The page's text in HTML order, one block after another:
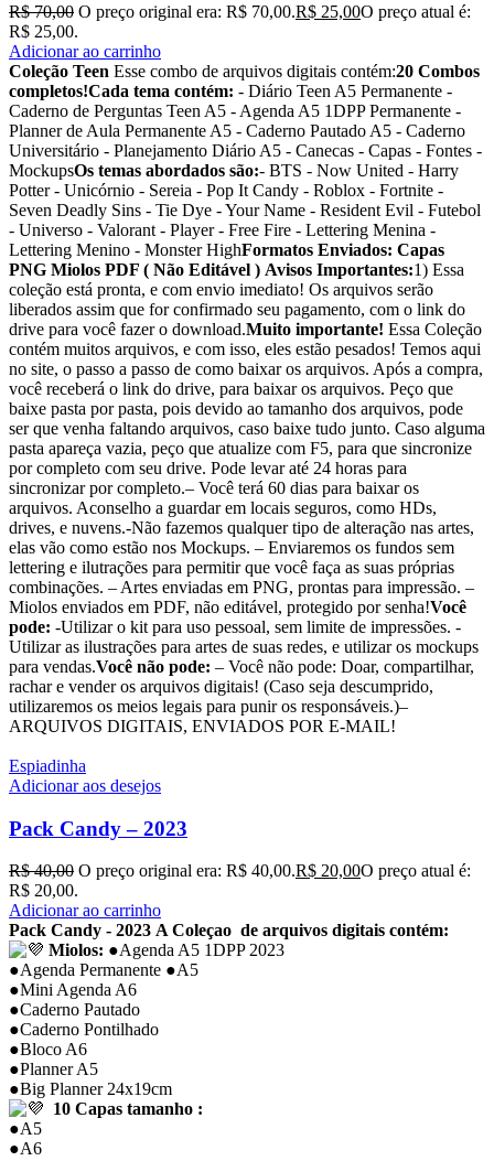
R$70,00 O preço original era: R$ 70,00.R$ 25,00O preço atual é:
R$ 25,00.
Adicionar ao carrinho
Coleção Teen Esse combo de arquivos digitais contém:20 Combos
completos!Cada tema contém: - Diário Teen A5 Permanente -
Caderno de Perguntas Teen A5 - Agenda A5 1DPP Permanente -
Planner de Aula Permanente A5 - Caderno Pautado A5 - Caderno
Universitário - Planejamento Diário A5 - Canecas - Capas - Fontes -
MockupsOs temas abordados são:- BTS - Now United - Harry
Potter - Unicórnio - Sereia - Pop It Candy - Roblox - Fortnite -
Seven Deadly Sins - Tie Dye - Your Name - Resident Evil - Futebol
- Universo - Valorant - Player - Free Fire - Lettering Menina -
Lettering Menino - Monster HighFormatos Enviados: Capas
PNG Miolos PDF ( Não Editável ) Avisos Importantes:1) Essa
coleção está pronta, e com envio imediato! Os arquivos serão
liberados assim que for confirmado seu pagamento, com o link do
drive para você fazer o download.Muito importante! Essa Coleção
contém muitos arquivos, e com isso, eles estão pesados! Temos aqui
no site, o passo a passo de como baixar os arquivos. Após a compra,
você receberá o link do drive, para baixar os arquivos. Peço que
baixe pasta por pasta, pois devido ao tamanho dos arquivos, pode
ser que venha faltando arquivos, caso baixe tudo junto. Caso alguma
pasta apareça vazia, peço que atualize com F5, para que sincronize
por completo com seu drive. Pode levar até 24 horas para
sincronizar por completo.– Você terá 60 dias para baixar os
arquivos. Aconselho a guardar em locais seguros, como HDs,
drives, e nuvens.-Não fazemos qualquer tipo de alteração nas artes,
elas vão como estão nos Mockups. – Enviaremos os fundos sem
lettering e ilutrações para permitir que você faça as suas próprias
combinações. – Artes enviadas em PNG, prontas para impressão. –
Miolos enviados em PDF, não editável, protegido por senha!Você
pode: -Utilizar o kit para uso pessoal, sem limite de impressões. -
Utilizar as ilustrações para artes de suas redes, e utilizar os mockups
para vendas.Você não pode: – Você não pode: Doar, compartilhar,
rachar e vender os arquivos digitais! (Caso seja descumprido,
utilizaremos os meios legais para punir os responsáveis.)–
ARQUIVOS DIGITAIS, ENVIADOS POR E-MAIL!
Espiadinha
Adicionar aos desejos
Pack Candy – 2023
R$40,00 O preço original era: R$ 40,00.R$ 20,00O preço atual é:
R$ 20,00.
Adicionar ao carrinho
Pack Candy - 2023 A Coleçao de arquivos digitais contém:
Miolos: ●Agenda A5 1DPP 2023
●Agenda Permanente ●A5
●Mini Agenda A6
●Caderno Pautado
●Caderno Pontilhado
●Bloco A6
●Planner A5
●Big Planner 24x19cm
10 Capas tamanho :
●A5
●A6